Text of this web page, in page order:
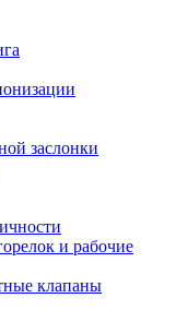
заслонки
и рабочие
клапаны